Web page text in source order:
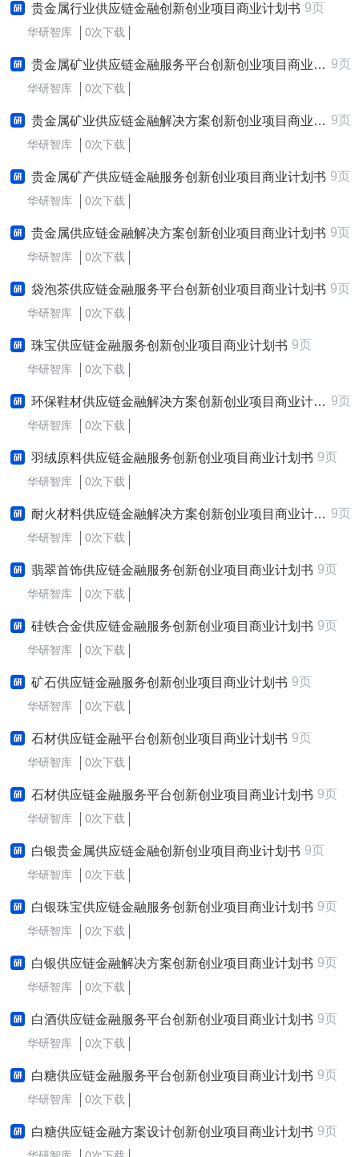
贵金属行业供应链金融创新创业项目商业计划书 9页
华研智库 0次下载
贵金属矿业供应链金融服务平台创新创业项目商业计划书 9页
华研智库 0次下载
贵金属矿业供应链金融解决方案创新创业项目商业计划书 9页
华研智库 0次下载
贵金属矿产供应链金融服务创新创业项目商业计划书 9页
华研智库 0次下载
贵金属供应链金融解决方案创新创业项目商业计划书 9页
华研智库 0次下载
袋泡茶供应链金融服务平台创新创业项目商业计划书 9页
华研智库 0次下载
珠宝供应链金融服务创新创业项目商业计划书 9页
华研智库 0次下载
环保鞋材供应链金融解决方案创新创业项目商业计划书 9页
华研智库 0次下载
羽绒原料供应链金融服务创新创业项目商业计划书 9页
华研智库 0次下载
耐火材料供应链金融解决方案创新创业项目商业计划书 9页
华研智库 0次下载
翡翠首饰供应链金融服务创新创业项目商业计划书 9页
华研智库 0次下载
硅铁合金供应链金融服务创新创业项目商业计划书 9页
华研智库 0次下载
矿石供应链金融服务创新创业项目商业计划书 9页
华研智库 0次下载
石材供应链金融平台创新创业项目商业计划书 9页
华研智库 0次下载
石材供应链金融服务平台创新创业项目商业计划书 9页
华研智库 0次下载
白银贵金属供应链金融创新创业项目商业计划书 9页
华研智库 0次下载
白银珠宝供应链金融服务创新创业项目商业计划书 9页
华研智库 0次下载
白银供应链金融解决方案创新创业项目商业计划书 9页
华研智库 0次下载
白酒供应链金融服务平台创新创业项目商业计划书 9页
华研智库 0次下载
白糖供应链金融服务平台创新创业项目商业计划书 9页
华研智库 0次下载
白糖供应链金融方案设计创新创业项目商业计划书 9页